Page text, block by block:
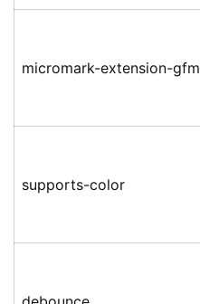
micromark-extension-gfm
supports-color